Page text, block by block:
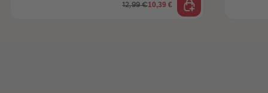
12,99 €10,39 €